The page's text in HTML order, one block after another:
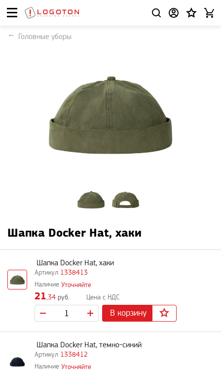
Головные уборы
Шапка Docker Hat, хаки
1338413
Шапка Docker Hat, хаки
Уточняйте
21,34 руб.
В корзину
1338412
Шапка Docker Hat, темно-синий
Уточняйте